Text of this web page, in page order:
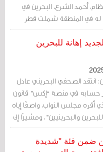
أحمد الشرع، البحرين في
له في المنطقة شملت قطر
ومصر، فيما يبدو تحت
للتعاطي مع النظام القائم، على
السلطات البحرينية للنظام
فيما يعرف بمحور الإمارات
إهانة للبحرين
انتقد الصحفي البحريني عادل
حسابه في منصة “إكس” قانون
أقره مجلس النواب، واصفًا إياه
والبحرينيين”، ومشيرًا إلى
نفسه أولاً قبل أن يُهين
ضمن فئة "شديدة